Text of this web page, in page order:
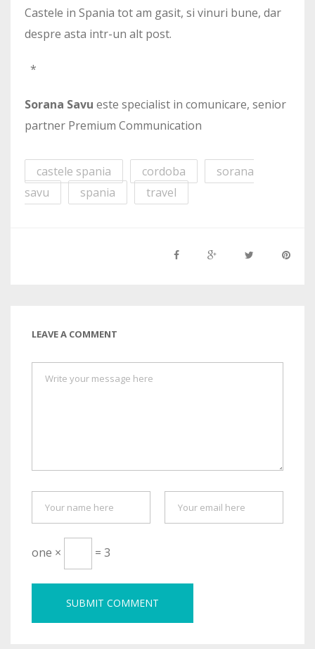
Castele in Spania tot am gasit, si vinuri bune, dar
despre asta intr-un alt post.
*
Sorana Savu este specialist in comunicare, senior
partner Premium Communication
castele spania cordoba
sorana
savu
spania travel
LEAVE A COMMENT
one × = 3